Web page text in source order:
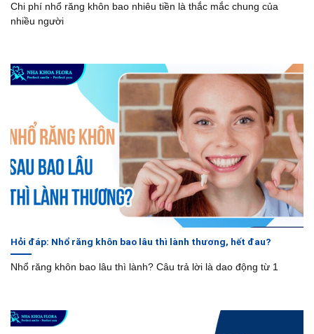
Chi phí nhổ răng khôn bao nhiêu tiền là thắc mắc chung của
nhiều người
Hỏi đáp: Nhổ răng khôn bao lâu thì lành thương, hết đau?
Nhổ răng khôn bao lâu thì lành? Câu trả lời là dao động từ 1